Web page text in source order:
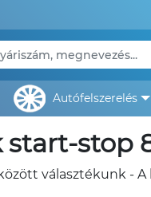
autófelszerelés
start-stop
választékunk -